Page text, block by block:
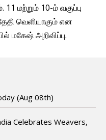
மற்றும் 10-ம் வகுப்பு
வெளியாகும் என
மகேஷ் அறிவிப்பு.
(Aug 08th)
Celebrates Weavers,